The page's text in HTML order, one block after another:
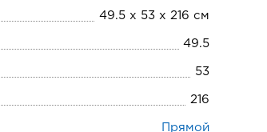
49.5 х 53 х 216 см
49.5
53
216
Прямой